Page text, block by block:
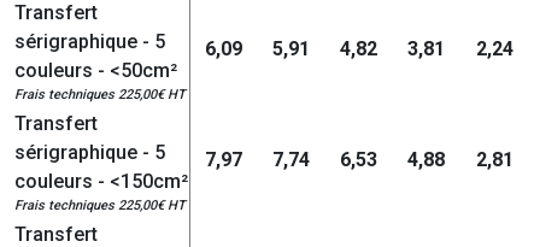
Transfert
sérigraphique - 5
couleurs - <50cm²
Frais techniques 225,00€ HT
6,09 5,91 4,82 3,81 2,24
Transfert
sérigraphique - 5
couleurs - <150cm²
Frais techniques 225,00€ HT
7,97 7,74 6,53 4,88 2,81
Transfert